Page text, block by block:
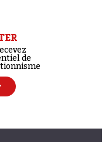
de